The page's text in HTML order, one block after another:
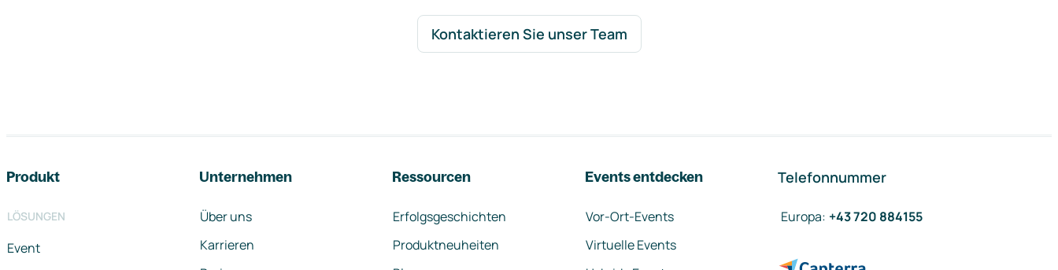
Kontaktieren Sie unser Team
Produkt
LÖSUNGEN
Event
Unternehmen
Über uns
Karrieren
Ressourcen
Erfolgsgeschichten
Produktneuheiten
Events entdecken
Vor-Ort-Events
Virtuelle Events
Telefonnummer
Europa: +43 720 884155